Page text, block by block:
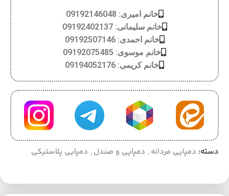
خانم امیری: 09192146048
خانم سلیمانی: 09192402137
خانم احمدی: 09192507146
خانم موسوی: 09192075485
خانم کریمی: 09194052176
دسته: دمپایی مردانه, دمپایی و صندل, دمپایی پلاستیکی